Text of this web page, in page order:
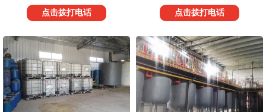
点击拨打电话
点击拨打电话